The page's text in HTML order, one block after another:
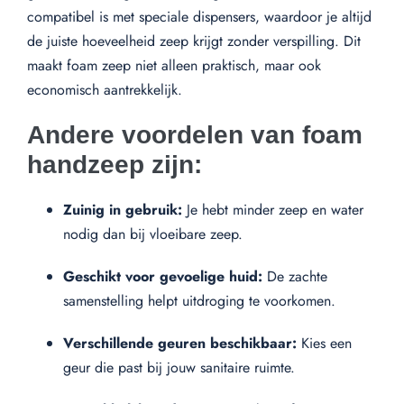
compatibel is met speciale dispensers, waardoor je altijd
de juiste hoeveelheid zeep krijgt zonder verspilling. Dit
maakt foam zeep niet alleen praktisch, maar ook
economisch aantrekkelijk.
Andere voordelen van foam
handzeep zijn:
Zuinig in gebruik: Je hebt minder zeep en water
nodig dan bij vloeibare zeep.
Geschikt voor gevoelige huid: De zachte
samenstelling helpt uitdroging te voorkomen.
Verschillende geuren beschikbaar: Kies een
geur die past bij jouw sanitaire ruimte.